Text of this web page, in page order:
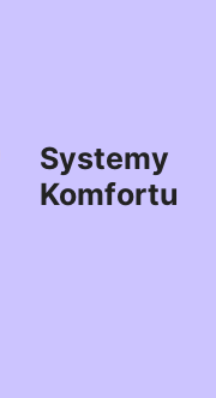
Systemy
Komfortu